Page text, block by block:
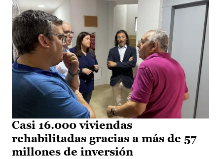
Casi 16.000 viviendas
rehabilitadas gracias a más de 57
millones de inversión